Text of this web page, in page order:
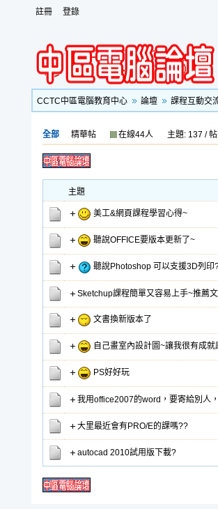
註冊 登錄
CCTC中區電腦教育中心 論壇 課程互動交
全部 精華帖 在線44人 主題: 137 /
主題
美工&網頁課程學習心得~
聽說OFFICE要版本更新了~
聽說Photoshop 可以支援3D列印
Sketchup課程簡單又容易上手~推薦文
文書換新版本了
自己畫室內設計圖~讓我很有成就
PS好好玩
我用office2007的word，要寄給別人
大里最近會有PRO/E的課嗎??
autocad 2010試用版下載?